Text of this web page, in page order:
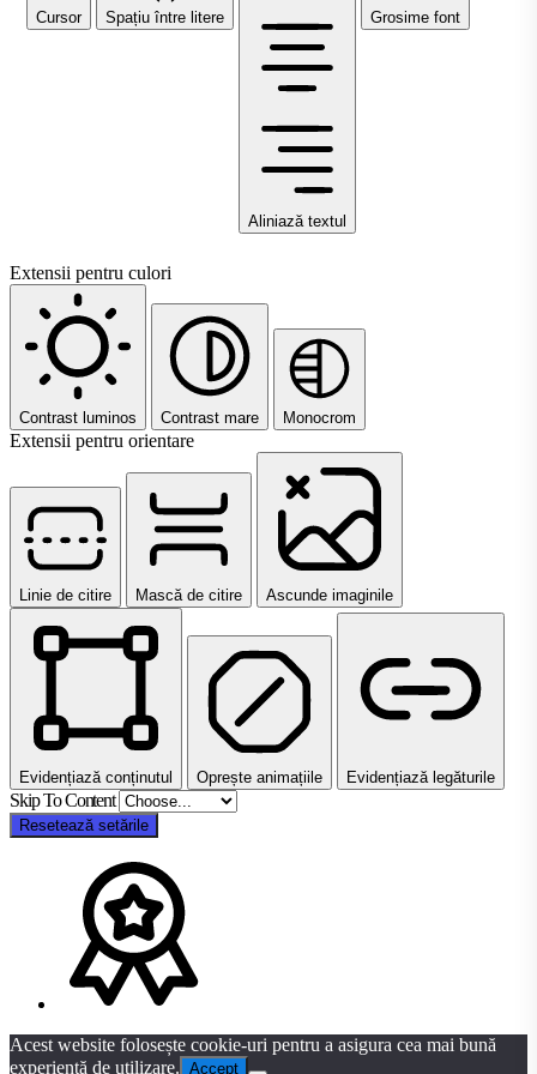
Cursor Spațiu între litere
Aliniază textul
Grosime font
Extensii pentru culori
Contrast luminos Contrast mare Monocrom
Extensii pentru orientare
Linie de citire Mască de citire Ascunde imaginile
Evidențiază conținutul Oprește animațiile Evidențiază legăturile
Skip To Content
Resetează setările
Acest website folosește cookie-uri pentru a asigura cea mai bună
experiență de utilizare. Accept